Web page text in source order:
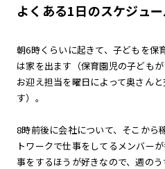
よくある1日のスケジュ
朝6時くらいに起きて、子どもを保
は家を出ます（保育園児の子ども
お迎え担当を曜日によって奥さん
す）。
8時前後に会社について、そこから
トワークで仕事をしてるメンバー
事をするほうが好きなので、週の